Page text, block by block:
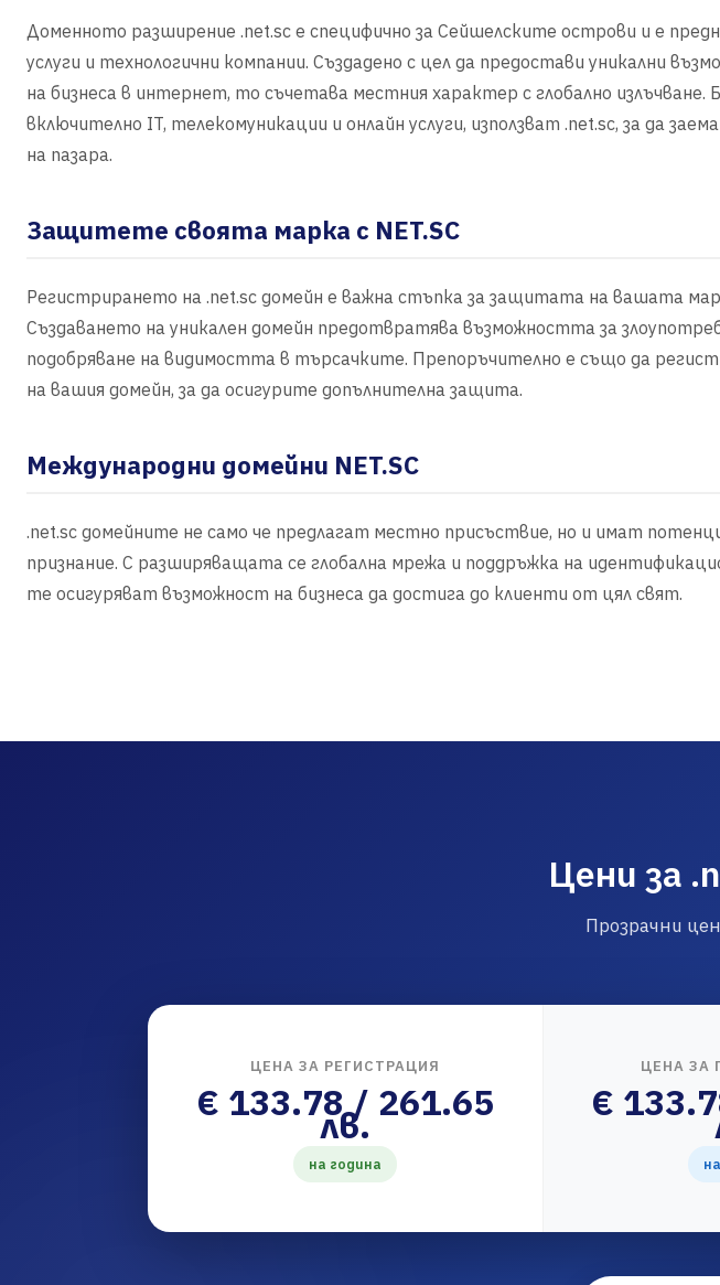
Доменното разширение .net.sc е специфично за Сейшелските острови и е
услуги и технологични компании. Създадено с цел да предостави уникални
на бизнеса в интернет, то съчетава местния характер с глобално излъчване.
включително IT, телекомуникации и онлайн услуги, използват .net.sc, за да
на пазара.
Защитете своята марка с NET.SC
Регистрирането на .net.sc домейн е важна стъпка за защитата на вашата
Създаването на уникален домейн предотвратява възможността за
подобряване на видимостта в търсачките. Препоръчително е също да
на вашия домейн, за да осигурите допълнителна защита.
Международни домейни NET.SC
.net.sc домейните не само че предлагат местно присъствие, но и имат
признание. С разширяващата се глобална мрежа и поддръжка на
те осигуряват възможност на бизнеса да достига до клиенти от цял свят.
Цени за
Прозрачни
ЦЕНА ЗА РЕГИСТРАЦИЯ
€ 133.78 / 261.65
лв.
на година
ЦЕНА ЗА
€